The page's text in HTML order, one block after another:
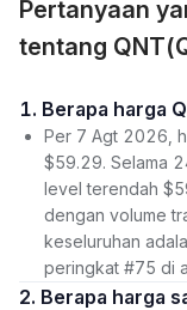
Pertanyaan
tentang
1. Berapa harga
Per 7 Agt 2026,
$59.29. Selama
level terendah
dengan volume
keseluruhan
peringkat #75 di
2. Berapa harga